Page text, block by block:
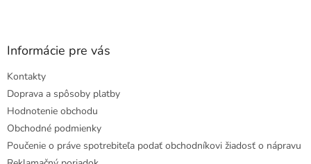
Informácie pre vás
Kontakty
Doprava a spôsoby platby
Hodnotenie obchodu
Obchodné podmienky
Poučenie o práve spotrebiteľa podať obchodníkovi žiadosť o nápravu